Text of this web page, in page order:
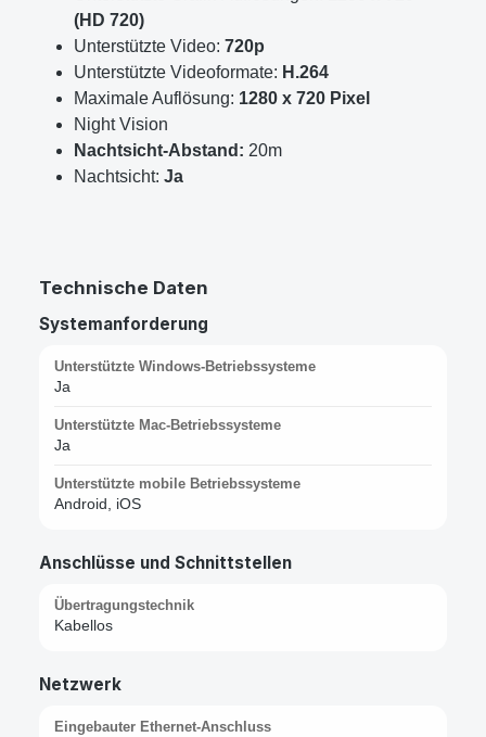
(HD 720)
Unterstützte Video: 720p
Unterstützte Videoformate: H.264
Maximale Auflösung: 1280 x 720 Pixel
Night Vision
Nachtsicht-Abstand: 20m
Nachtsicht: Ja
Technische Daten
Systemanforderung
Unterstützte Windows-Betriebssysteme
Ja
Unterstützte Mac-Betriebssysteme
Ja
Unterstützte mobile Betriebssysteme
Android, iOS
Anschlüsse und Schnittstellen
Übertragungstechnik
Kabellos
Netzwerk
Eingebauter Ethernet-Anschluss